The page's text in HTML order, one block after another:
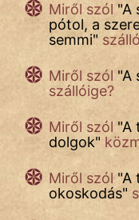
Népszerű
fantom
Hunor
Jób Gedeon
Láron Ádám
Miről szól "A
pótol, a
semmi"
Miről szól "A
szállóige?
Miről szól "A
dolgok"
Miről szól "A
okoskodás"